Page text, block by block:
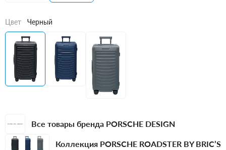
Цвет Черный
Все товары бренда PORSCHE DESIGN
Коллекция PORSCHE ROADSTER BY BRIC’S